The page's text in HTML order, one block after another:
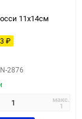
11х14см
₽
2876
макс.
1